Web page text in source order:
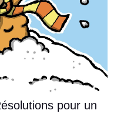
pour un